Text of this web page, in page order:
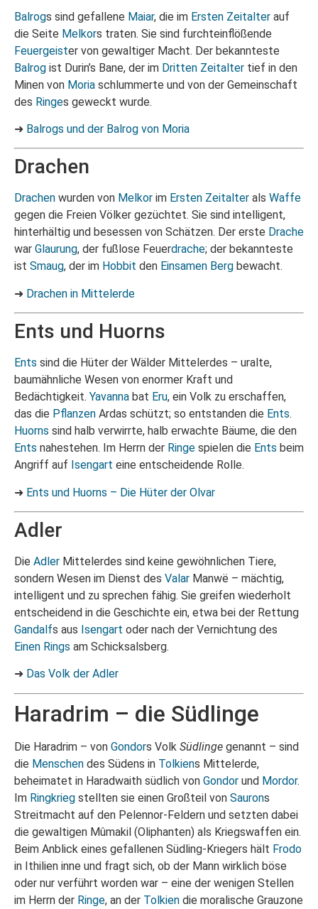
Balrogs sind gefallene Maiar, die im Ersten Zeitalter auf
die Seite Melkors traten. Sie sind furchteinflößende
Feuergeister von gewaltiger Macht. Der bekannteste
Balrog ist Durin’s Bane, der im Dritten Zeitalter tief in den
Minen von Moria schlummerte und von der Gemeinschaft
des Ringes geweckt wurde.
➜ Balrogs und der Balrog von Moria
Drachen
Drachen wurden von Melkor im Ersten Zeitalter als Waffe
gegen die Freien Völker gezüchtet. Sie sind intelligent,
hinterhältig und besessen von Schätzen. Der erste Drache
war Glaurung, der fußlose Feuerdrache; der bekannteste
ist Smaug, der im Hobbit den Einsamen Berg bewacht.
➜ Drachen in Mittelerde
Ents und Huorns
Ents sind die Hüter der Wälder Mittelerdes – uralte,
baumähnliche Wesen von enormer Kraft und
Bedächtigkeit. Yavanna bat Eru, ein Volk zu erschaffen,
das die Pflanzen Ardas schützt; so entstanden die Ents.
Huorns sind halb verwirrte, halb erwachte Bäume, die den
Ents nahestehen. Im Herrn der Ringe spielen die Ents beim
Angriff auf Isengart eine entscheidende Rolle.
➜ Ents und Huorns – Die Hüter der Olvar
Adler
Die Adler Mittelerdes sind keine gewöhnlichen Tiere,
sondern Wesen im Dienst des Valar Manwë – mächtig,
intelligent und zu sprechen fähig. Sie greifen wiederholt
entscheidend in die Geschichte ein, etwa bei der Rettung
Gandalfs aus Isengart oder nach der Vernichtung des
Einen Rings am Schicksalsberg.
➜ Das Volk der Adler
Haradrim – die Südlinge
Die Haradrim – von Gondors Volk Südlinge genannt – sind
die Menschen des Südens in Tolkiens Mittelerde,
beheimatet in Haradwaith südlich von Gondor und Mordor.
Im Ringkrieg stellten sie einen Großteil von Saurons
Streitmacht auf den Pelennor-Feldern und setzten dabei
die gewaltigen Mûmakil (Oliphanten) als Kriegswaffen ein.
Beim Anblick eines gefallenen Südling-Kriegers hält Frodo
in Ithilien inne und fragt sich, ob der Mann wirklich böse
oder nur verführt worden war – eine der wenigen Stellen
im Herrn der Ringe, an der Tolkien die moralische Grauzone